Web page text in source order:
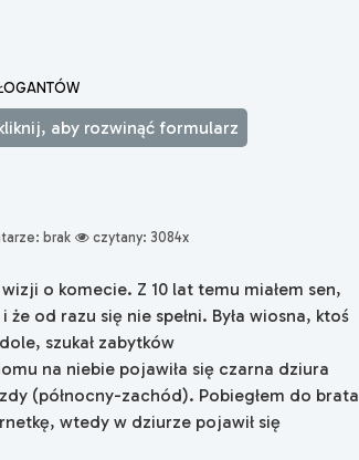
aby rozwinąć formularz
brak czytany: 3084x
o komecie. Z 10 lat temu miałem sen,
od razu się nie spełni. Była wiosna, ktoś
szukał zabytków
na niebie pojawiła się czarna dziura
(północny-zachód). Pobiegłem do brata
wtedy w dziurze pojawił się